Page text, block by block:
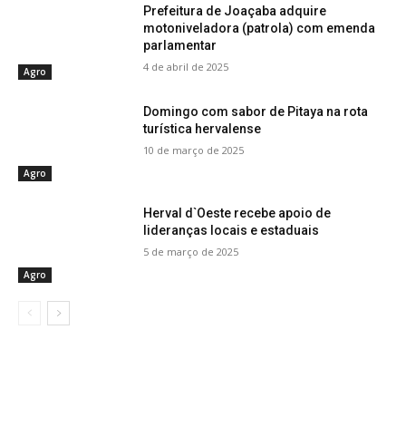
Agro
Prefeitura de Joaçaba adquire
motoniveladora (patrola) com emenda
parlamentar
4 de abril de 2025
Agro
Domingo com sabor de Pitaya na rota
turística hervalense
10 de março de 2025
Agro
Herval d`Oeste recebe apoio de
lideranças locais e estaduais
5 de março de 2025